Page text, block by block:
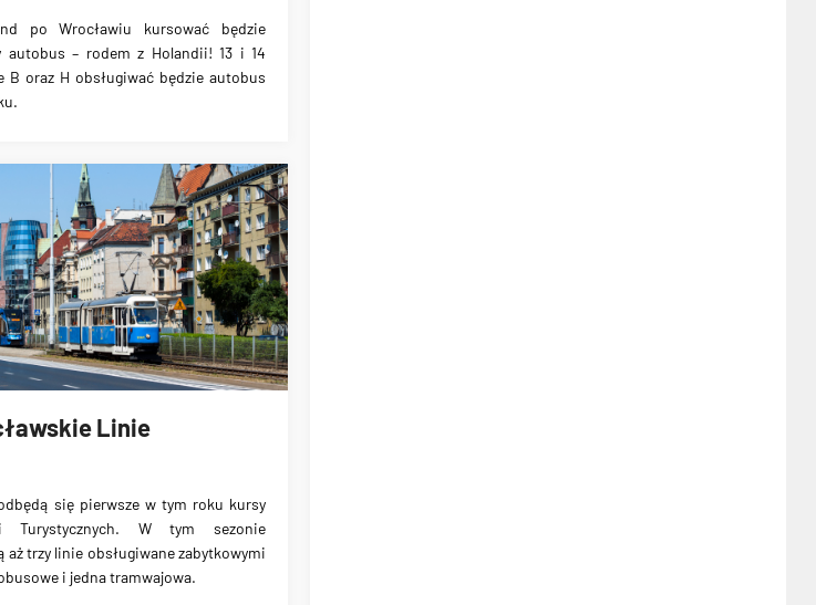
po Wrocławiu kursować będzie
autobus – rodem z Holandii! 13 i 14
oraz H obsługiwać będzie autobus
Linie
się pierwsze w tym roku kursy
Turystycznych. W tym sezonie
trzy linie obsługiwane zabytkowymi
i jedna tramwajowa.